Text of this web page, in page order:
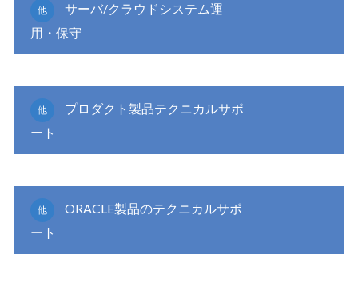
他
サーバ/クラウドシステム運
用・保守
他
プロダクト製品テクニカルサポ
ート
他
ORACLE製品のテクニカルサポ
ート